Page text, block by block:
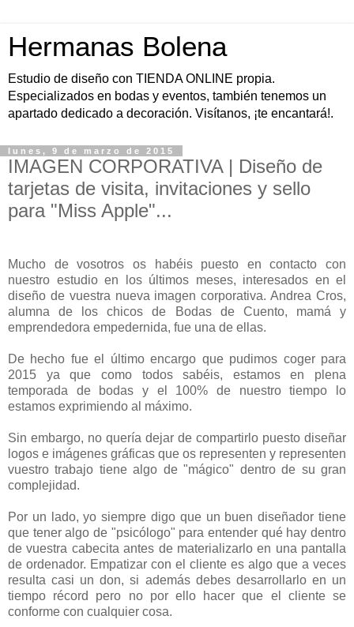
Hermanas Bolena
Estudio de diseño con TIENDA ONLINE propia.
Especializados en bodas y eventos, también tenemos un
apartado dedicado a decoración. Visítanos, ¡te encantará!.
lunes, 9 de marzo de 2015
IMAGEN CORPORATIVA | Diseño de
tarjetas de visita, invitaciones y sello
para "Miss Apple"...
Mucho de vosotros os habéis puesto en contacto con
nuestro estudio en los últimos meses, interesados en el
diseño de vuestra nueva imagen corporativa. Andrea Cros,
alumna de los chicos de Bodas de Cuento, mamá y
emprendedora empedernida, fue una de ellas.
De hecho fue el último encargo que pudimos coger para
2015 ya que como todos sabéis, estamos en plena
temporada de bodas y el 100% de nuestro tiempo lo
estamos exprimiendo al máximo.
Sin embargo, no quería dejar de compartirlo puesto diseñar
logos e imágenes gráficas que os representen y representen
vuestro trabajo tiene algo de "mágico" dentro de su gran
complejidad.
Por un lado, yo siempre digo que un buen diseñador tiene
que tener algo de "psicólogo" para entender qué hay dentro
de vuestra cabecita antes de materializarlo en una pantalla
de ordenador. Empatizar con el cliente es algo que a veces
resulta casi un don, si además debes desarrollarlo en un
tiempo récord pero no por ello hacer que el cliente se
conforme con cualquier cosa.